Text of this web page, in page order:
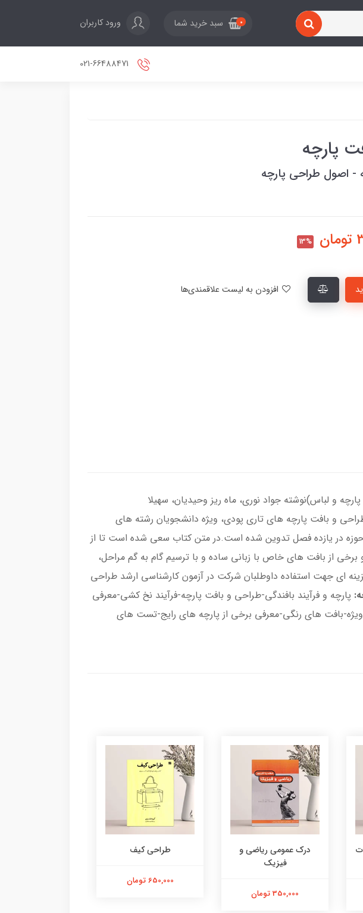
0 سبد خرید شما ورود کاربران
پارچه
- اصول طراحی پارچه
تومان 13%
و لباس)نوشته جواد نوری، ماه ریز وحیدیان، سهیلا
و بافت پارچه های تاری پودی، ویژه دانشجویان رشته های
در یازده فصل تدوین شده است.در متن کتاب سعی شده است تا از
از بافت های خاص با زبانی ساده و با ترسیم گام به گم مراحل،
ای جهت استفاده داوطلبان شرکت در آزمون کارشناسی ارشد طراحی
پارچه و فرآیند بافندگی-طراحی و بافت پارچه-فرآیند نخ کشی-معرفی
بافت های رنگی-معرفی برخی از پارچه های رایج-تست های
درک عمومی ریاضی و
فیزیک
350,000 تومان
طراحی کیف
650,000 تومان